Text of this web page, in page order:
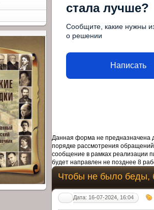
стала лучше?
Сообщите, какие нужны
о решении
Написать
Данная форма не предназначена
порядке рассмотрения
сообщение в рамках реализации
будет направлен не позднее 8
Чтобы не было беды,
Дата: 16-07-2024, 16:04